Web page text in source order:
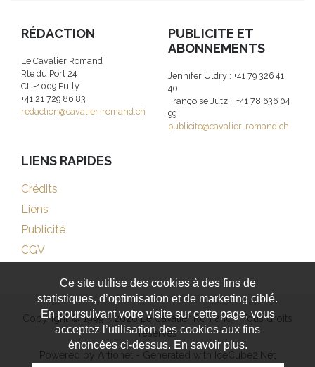
RÉDACTION
Le Cavalier Romand
Rte du Port 24
CH-1009 Pully
+41 21 729 86 83
redaction@cavalier-romand.ch
PUBLICITE ET
ABONNEMENTS
Jennifer Uldry : +41 79 326 41
40
Françoise Jutzi : +41 78 636 04
99
publicite@cavalier-romand.ch
LIENS RAPIDES
Crédits
Liens
Publicité
CGV
Copyright © 1999 - 2026 Le Cavalier Romand - Tous droits
réservés
Powered by Artionet - Generated with IceCube2.Net
Ce site utilise des cookies à des fins de
statistiques, d’optimisation et de marketing ciblé.
En poursuivant votre visite sur cette page, vous
acceptez l’utilisation des cookies aux fins
énoncées ci-dessus. En savoir plus.